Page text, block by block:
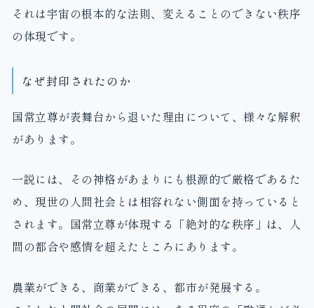
それは宇宙の根本的な法則、変えることのできない秩序
の体現です。
なぜ封印されたのか
国常立尊が表舞台から退いた理由について、様々な解釈
があります。
一説には、その神格があまりにも根源的で厳格であるた
め、現世の人間社会とは相容れない側面を持っていると
されます。国常立尊が体現する「絶対的な秩序」は、人
間の都合や感情を超えたところにあります。
農業ができる、商業ができる、都市が発展する。